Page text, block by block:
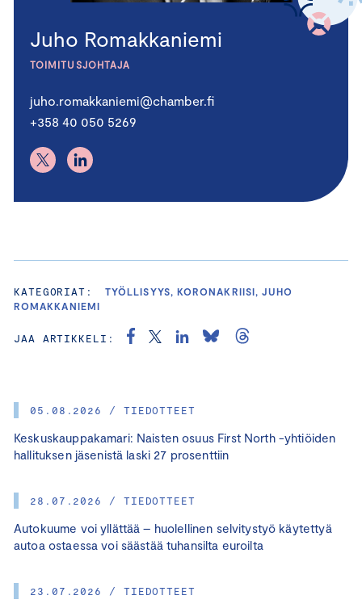
05.08.2026 / TIEDOTTEET
Keskuskauppakamari: Naisten osuus First North -yhtiöiden
hallituksen jäsenistä laski 27 prosenttiin
28.07.2026 / TIEDOTTEET
Autokuume voi yllättää – huolellinen selvitystyö käytettyä
autoa ostaessa voi säästää tuhansilta euroilta
23.07.2026 / TIEDOTTEET
Juho Romakkaniemi
TOIMITUSJOHTAJA
juho.romakkaniemi@chamber.fi
+358 40 050 5269
KATEGORIAT:
TYÖLLISYYS, KORONAKRIISI, JUHO
ROMAKKANIEMI
JAA ARTIKKELI: